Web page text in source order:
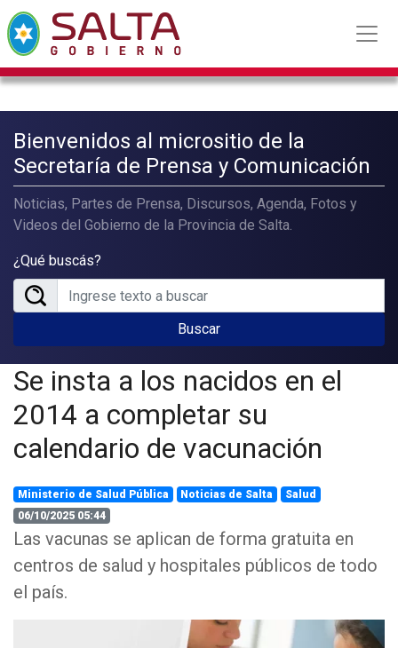
Bienvenidos al micrositio de la
Secretaría de Prensa y Comunicación
Noticias, Partes de Prensa, Discursos, Agenda, Fotos y
Videos del Gobierno de la Provincia de Salta.
¿Qué buscás?
Buscar
Se insta a los nacidos en el
2014 a completar su
calendario de vacunación
Ministerio de Salud Pública Noticias de Salta
Salud
06/10/2025 05:44
Las vacunas se aplican de forma gratuita en
centros de salud y hospitales públicos de todo
el país.